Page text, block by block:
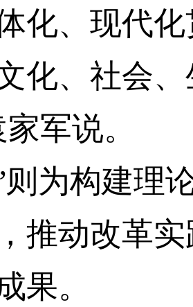
化、现代
化、社会
军说。
构建理论
推动改革
果。